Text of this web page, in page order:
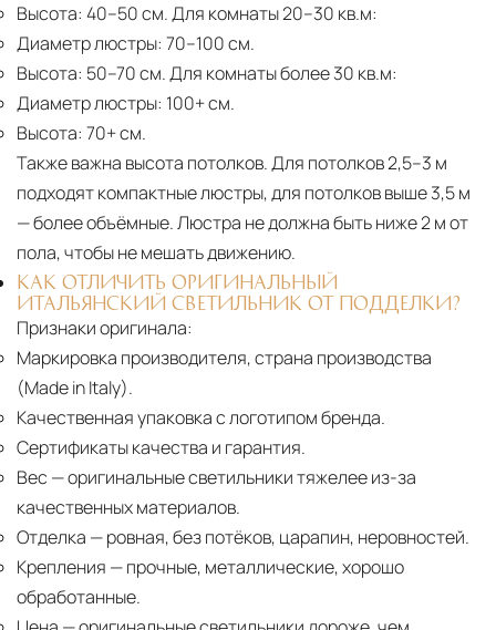
Высота: 40–50 см. Для комнаты 20–30 кв.м:
Диаметр люстры: 70–100 см.
Высота: 50–70 см. Для комнаты более 30 кв.м:
Диаметр люстры: 100+ см.
Высота: 70+ см.
Также важна высота потолков. Для потолков 2,5–3 м
подходят компактные люстры, для потолков выше 3,5 м
— более объёмные. Люстра не должна быть ниже 2 м от
пола, чтобы не мешать движению.
КАК ОТЛИЧИТЬ ОРИГИНАЛЬНЫЙ
ИТАЛЬЯНСКИЙ СВЕТИЛЬНИК ОТ ПОДДЕЛКИ?
Признаки оригинала:
Маркировка производителя, страна производства
(Made in Italy).
Качественная упаковка с логотипом бренда.
Сертификаты качества и гарантия.
Вес — оригинальные светильники тяжелее из-за
качественных материалов.
Отделка — ровная, без потёков, царапин, неровностей.
Крепления — прочные, металлические, хорошо
обработанные.